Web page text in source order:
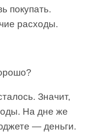
покупать.
расходы.
Значит,
На дне же
— деньги.